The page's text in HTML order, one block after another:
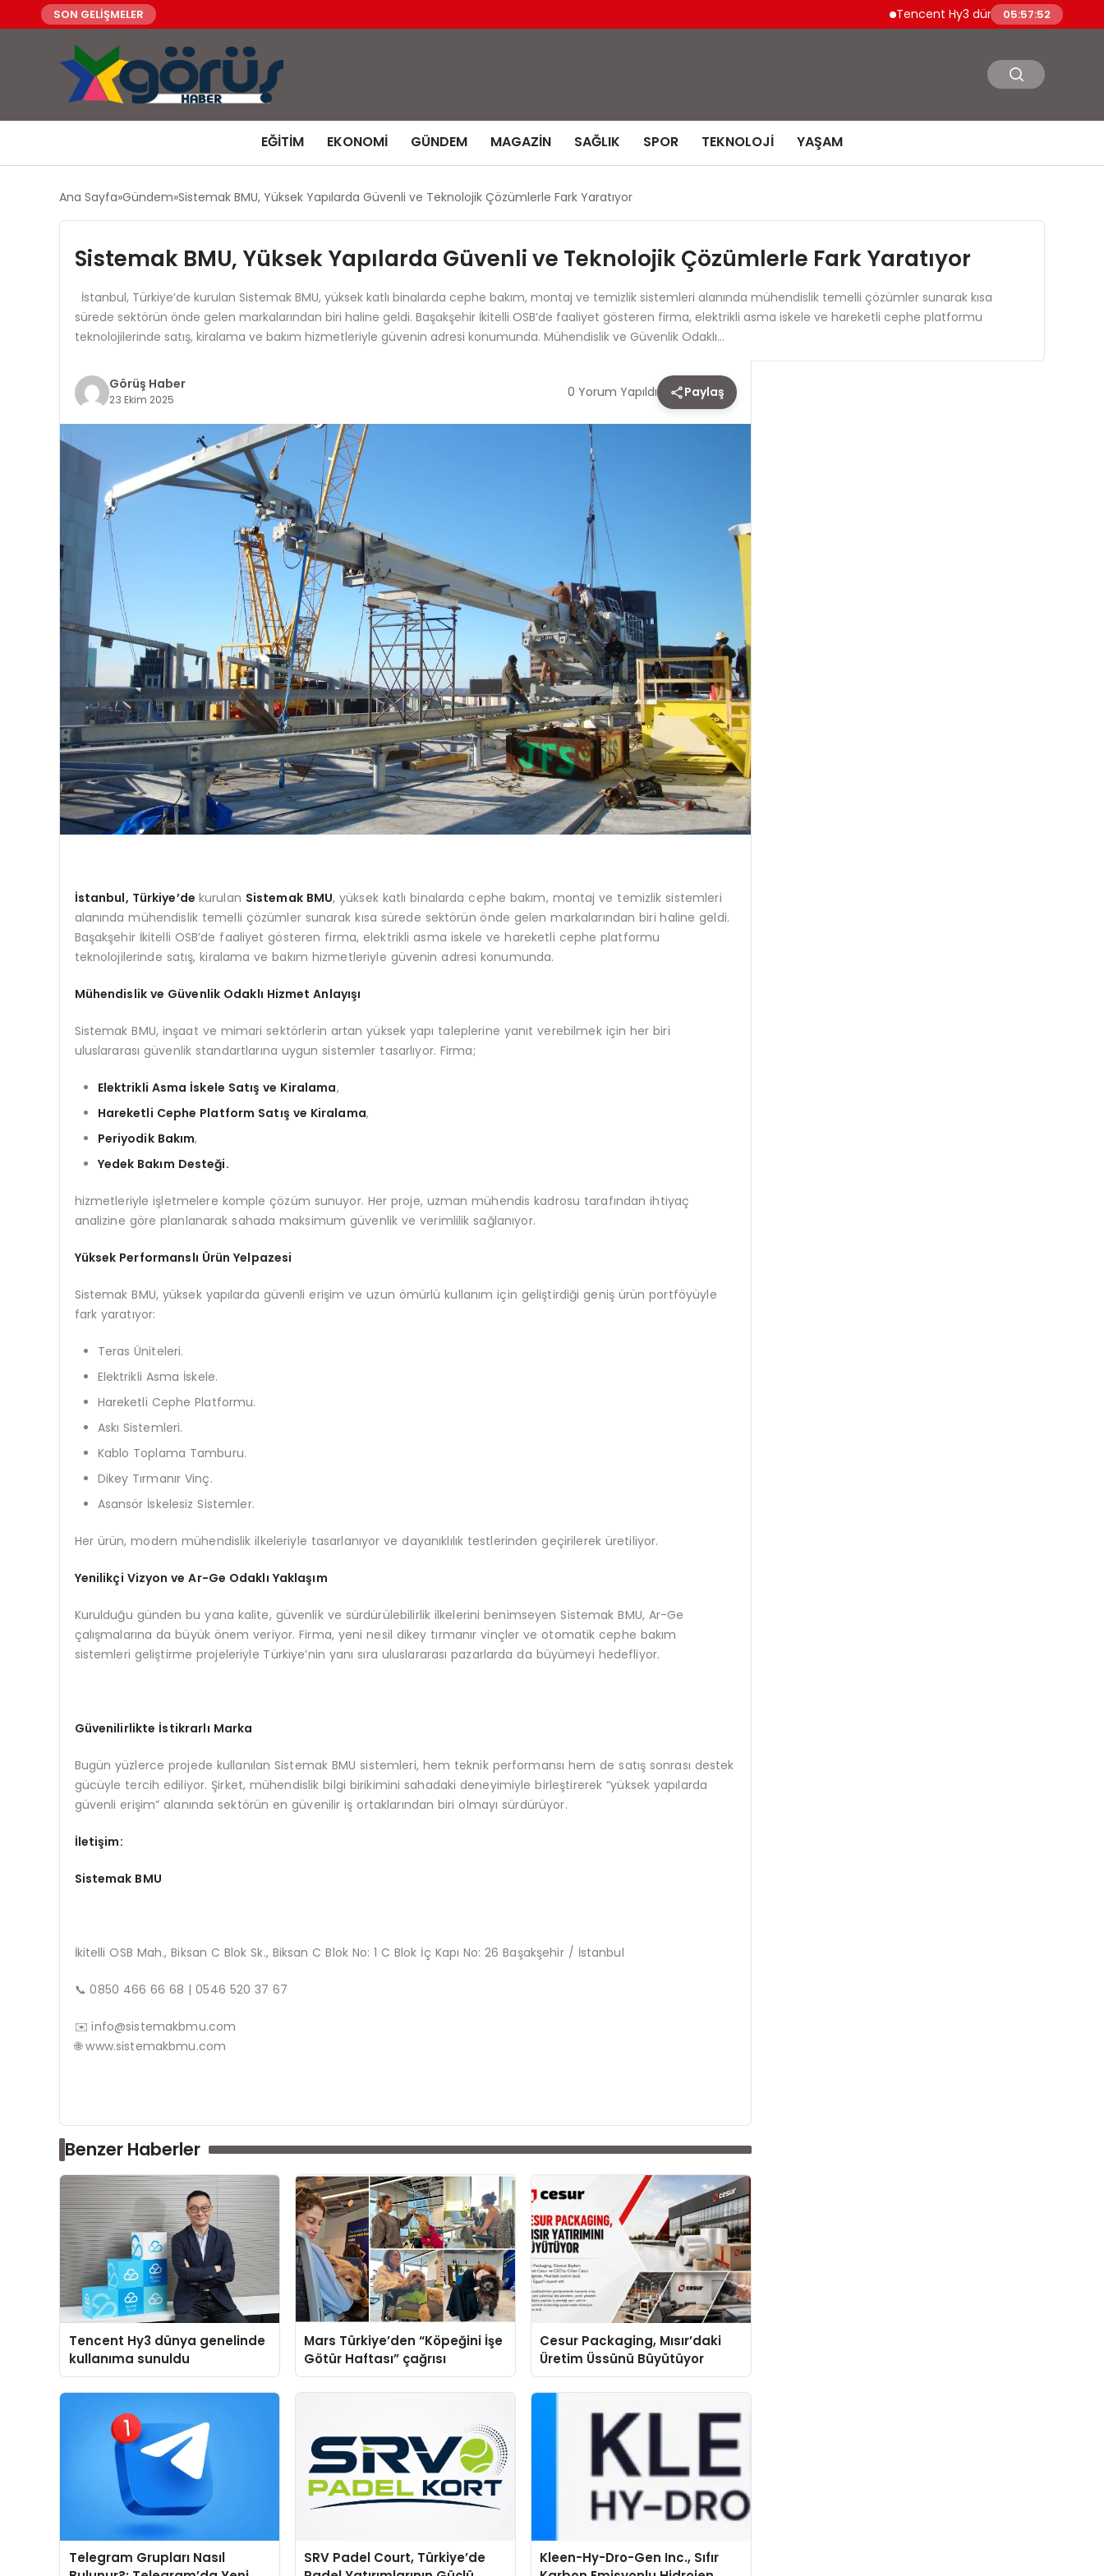
SON GELİŞMELER Tencent Hy3 dünya genelinde kullanıma
05:57:53
EĞITIM EKONOMI GÜNDEM MAGAZIN SAĞLIK SPOR TEKNOLOJI YAŞAM
Ana Sayfa Gündem Sistemak BMU, Yüksek Yapılarda Güvenli ve Teknolojik Çözümlerle Fark Yaratıyor
Sistemak BMU, Yüksek Yapılarda Güvenli ve Teknolojik Çözümlerle Fark Yaratıyor
İstanbul, Türkiye’de kurulan Sistemak BMU, yüksek katlı binalarda cephe bakım, montaj ve temizlik sistemleri alanında mühendislik temelli çözümler sunarak kısa
sürede sektörün önde gelen markalarından biri haline geldi. Başakşehir İkitelli OSB’de faaliyet gösteren firma, elektrikli asma iskele ve hareketli cephe platformu
teknolojilerinde satış, kiralama ve bakım hizmetleriyle güvenin adresi konumunda. Mühendislik ve Güvenlik Odaklı…
Görüş Haber
23 Ekim 2025 0 Yorum Yapıldı Paylaş
İstanbul, Türkiye’de kurulan Sistemak BMU, yüksek katlı binalarda cephe bakım, montaj ve temizlik sistemleri
alanında mühendislik temelli çözümler sunarak kısa sürede sektörün önde gelen markalarından biri haline geldi.
Başakşehir İkitelli OSB’de faaliyet gösteren firma, elektrikli asma iskele ve hareketli cephe platformu
teknolojilerinde satış, kiralama ve bakım hizmetleriyle güvenin adresi konumunda.
Mühendislik ve Güvenlik Odaklı Hizmet Anlayışı
Sistemak BMU, inşaat ve mimari sektörlerin artan yüksek yapı taleplerine yanıt verebilmek için her biri
uluslararası güvenlik standartlarına uygun sistemler tasarlıyor. Firma;
Elektrikli Asma İskele Satış ve Kiralama,
Hareketli Cephe Platform Satış ve Kiralama,
Periyodik Bakım,
Yedek Bakım Desteği.
hizmetleriyle işletmelere komple çözüm sunuyor. Her proje, uzman mühendis kadrosu tarafından ihtiyaç
analizine göre planlanarak sahada maksimum güvenlik ve verimlilik sağlanıyor.
Yüksek Performanslı Ürün Yelpazesi
Sistemak BMU, yüksek yapılarda güvenli erişim ve uzun ömürlü kullanım için geliştirdiği geniş ürün portföyüyle
fark yaratıyor:
Teras Üniteleri.
Elektrikli Asma İskele.
Hareketli Cephe Platformu.
Askı Sistemleri.
Kablo Toplama Tamburu.
Dikey Tırmanır Vinç.
Asansör İskelesiz Sistemler.
Her ürün, modern mühendislik ilkeleriyle tasarlanıyor ve dayanıklılık testlerinden geçirilerek üretiliyor.
Yenilikçi Vizyon ve Ar-Ge Odaklı Yaklaşım
Kurulduğu günden bu yana kalite, güvenlik ve sürdürülebilirlik ilkelerini benimseyen Sistemak BMU, Ar-Ge
çalışmalarına da büyük önem veriyor. Firma, yeni nesil dikey tırmanır vinçler ve otomatik cephe bakım
sistemleri geliştirme projeleriyle Türkiye’nin yanı sıra uluslararası pazarlarda da büyümeyi hedefliyor.
Güvenilirlikte İstikrarlı Marka
Bugün yüzlerce projede kullanılan Sistemak BMU sistemleri, hem teknik performansı hem de satış sonrası destek
gücüyle tercih ediliyor. Şirket, mühendislik bilgi birikimini sahadaki deneyimiyle birleştirerek “yüksek yapılarda
güvenli erişim” alanında sektörün en güvenilir iş ortaklarından biri olmayı sürdürüyor.
İletişim:
Sistemak BMU
İkitelli OSB Mah., Biksan C Blok Sk., Biksan C Blok No: 1 C Blok İç Kapı No: 26 Başakşehir / İstanbul
📞 0850 466 66 68 | 0546 520 37 67
✉️info@sistemakbmu.com
🌐 www.sistemakbmu.com
Benzer Haberler
Tencent Hy3 dünya genelinde
kullanıma sunuldu
Mars Türkiye’den “Köpeğini İşe
Götür Haftası” çağrısı
Cesur Packaging, Mısır’daki
Üretim Üssünü Büyütüyor
Telegram Grupları Nasıl
SRV Padel Court, Türkiye’de
Kleen-Hy-Dro-Gen Inc., Sıfır